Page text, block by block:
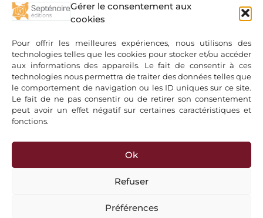
Gérer le consentement aux
cookies
Pour offrir les meilleures expériences, nous utilisons des
technologies telles que les cookies pour stocker et/ou accéder
aux informations des appareils. Le fait de consentir à ces
technologies nous permettra de traiter des données telles que
le comportement de navigation ou les ID uniques sur ce site.
Le fait de ne pas consentir ou de retirer son consentement
peut avoir un effet négatif sur certaines caractéristiques et
fonctions.
Ok
Refuser
Préférences
Auteurs
Espace libraires
Nous contacter
Conditions Générales de
Vente
Mentions légales & Politique
de confidentialité
+ Bancontact, Klarna, Paypal